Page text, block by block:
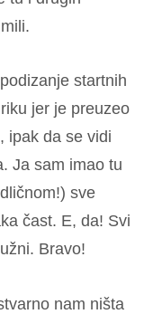
startnih
jer je preuzeo
ipak da se vidi
Ja sam imao tu
sve
čast. E, da! Svi
Bravo!
nam ništa